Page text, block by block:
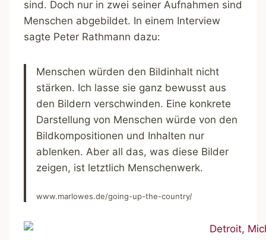
sind. Doch nur in zwei seiner Aufnahmen sind
Menschen abgebildet. In einem Interview
sagte Peter Rathmann dazu:
Menschen würden den Bildinhalt nicht
stärken. Ich lasse sie ganz bewusst aus
den Bildern verschwinden. Eine konkrete
Darstellung von Menschen würde von den
Bildkompositionen und Inhalten nur
ablenken. Aber all das, was diese Bilder
zeigen, ist letztlich Menschenwerk.
www.marlowes.de/going-up-the-country/